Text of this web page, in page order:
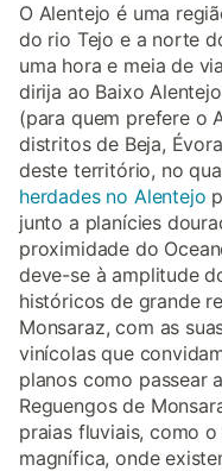
O Alentejo é uma
do rio Tejo e a norte
uma hora e meia de
dirija ao Baixo
(para quem prefere o
distritos de Beja,
deste território, no
herdades no Alentejo
junto a planícies
proximidade do
deve-se à amplitude
históricos de grande
Monsaraz, com as
vinícolas que
planos como passear
Reguengos de
praias fluviais, como
magnífica, onde